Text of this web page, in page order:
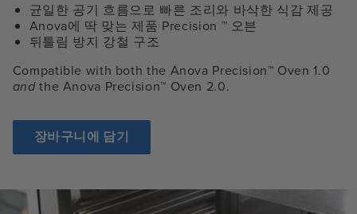
균일한 공기 흐름으로 빠른 조리와 바삭한 식감 제공
Anova에 딱 맞는 제품 Precision ™ 오븐
뒤틀림 방지 강철 구조
Compatible with both the Anova Precision™ Oven 1.0
andthe Anova Precision™ Oven 2.0.
장바구니에 담기